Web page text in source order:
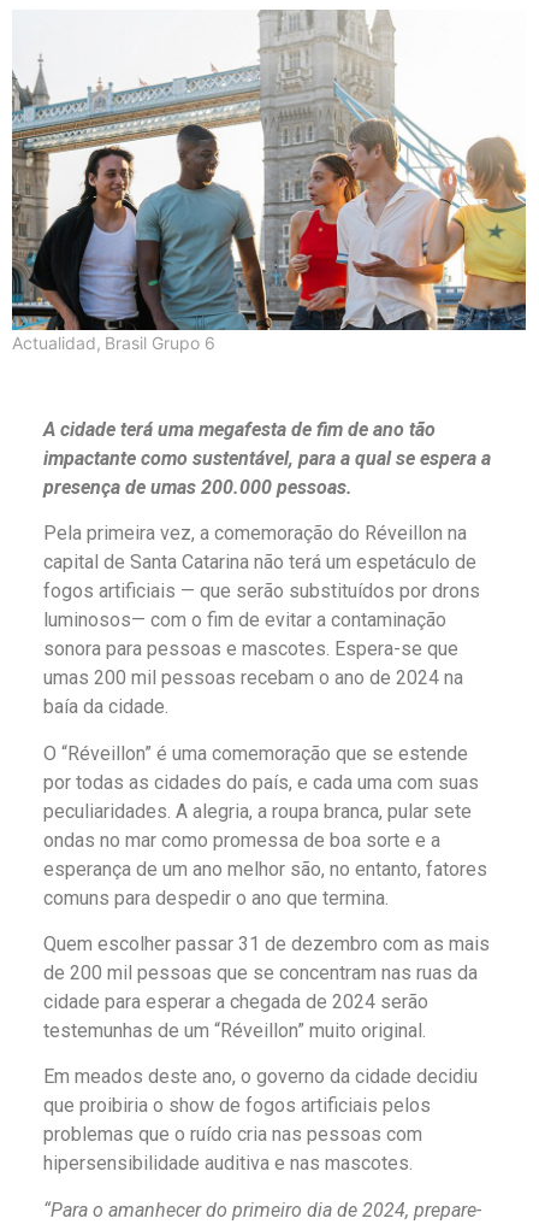
Actualidad, Brasil Grupo 6
A cidade terá uma megafesta de fim de ano tão
impactante como sustentável, para a qual se espera a
presença de umas 200.000 pessoas.
Pela primeira vez, a comemoração do Réveillon na
capital de Santa Catarina não terá um espetáculo de
fogos artificiais — que serão substituídos por drons
luminosos— com o fim de evitar a contaminação
sonora para pessoas e mascotes. Espera-se que
umas 200 mil pessoas recebam o ano de 2024 na
baía da cidade.
O “Réveillon” é uma comemoração que se estende
por todas as cidades do país, e cada uma com suas
peculiaridades. A alegria, a roupa branca, pular sete
ondas no mar como promessa de boa sorte e a
esperança de um ano melhor são, no entanto, fatores
comuns para despedir o ano que termina.
Quem escolher passar 31 de dezembro com as mais
de 200 mil pessoas que se concentram nas ruas da
cidade para esperar a chegada de 2024 serão
testemunhas de um “Réveillon” muito original.
Em meados deste ano, o governo da cidade decidiu
que proibiria o show de fogos artificiais pelos
problemas que o ruído cria nas pessoas com
hipersensibilidade auditiva e nas mascotes.
“Para o amanhecer do primeiro dia de 2024, prepare-